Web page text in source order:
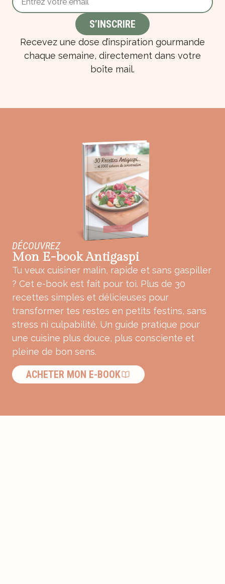
Recevez une dose d’inspiration gourmande
chaque semaine, directement dans votre
boîte mail.
DÉCOUVREZ
Mon E-book Antigaspi
Tu veux cuisiner malin, rapide et sans gaspiller
? Cet e-book est fait pour toi. Plus de 30
recettes simples et délicieuses pour
transformer tes restes en petits festins, sans
stress ni culpabilité. Un guide pratique pour
une cuisine plus douce, plus consciente et
pleine de bon sens.
ACHETER MON E-BOOK